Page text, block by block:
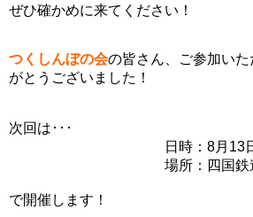
ぜひ確かめに来てください！
つくしんぼの会の皆さん、ご参加いた
がとうございました！
次回は･･･
日時：8月13日 13
場所：四国鉄道文
で開催します！